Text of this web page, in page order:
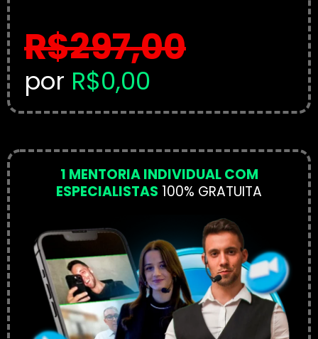
R$297,00
por R$0,00
1 MENTORIA INDIVIDUAL COM
ESPECIALISTAS 100% GRATUITA